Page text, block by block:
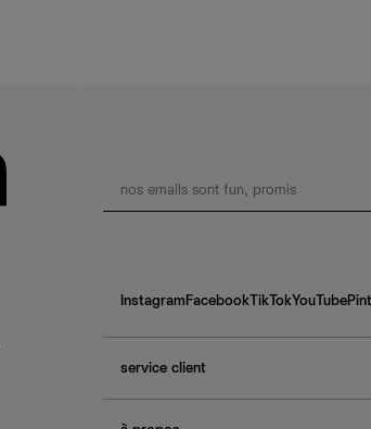
Instagram FacebookTikTokYouTube
service client